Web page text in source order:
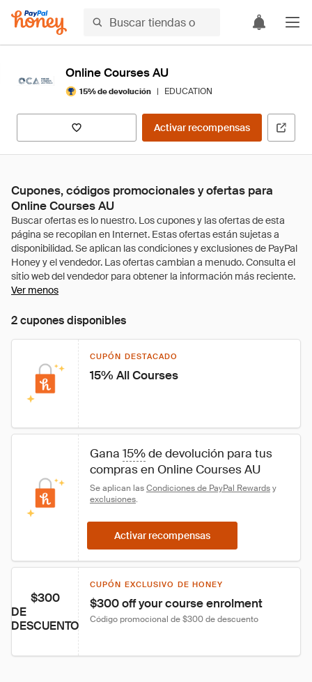
Online Courses AU
15% de devolución | EDUCATION
Activar recompensas
Cupones, códigos promocionales y ofertas para
Online Courses AU
Ver menos
2 cupones disponibles
CUPÓN DESTACADO
15% All Courses
Gana 15% de devolución para tus
compras en Online Courses AU
Se aplican las Condiciones de PayPal Rewards y
exclusiones.
Activar recompensas
$300
DE
DESCUENTO
CUPÓN EXCLUSIVO DE HONEY
$300 off your course enrolment
Código promocional de $300 de descuento